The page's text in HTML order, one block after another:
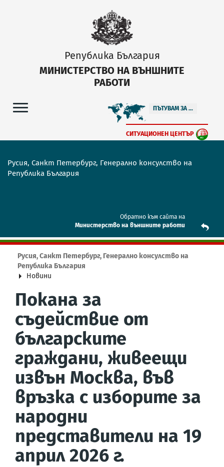
Република България
МИНИСТЕРСТВО НА ВЪНШНИТЕ
РАБОТИ
ПЪТУВАМ ЗА ...
СИТУАЦИОНЕН ЦЕНТЪР
Русия, Санкт Петербург, Генерално консулство на
Република България
Обратно към сайта на
Mинистерство на външните работи
Русия, Санкт Петербург, Генерално консулство на
Република България
Новини
Покана за
съдействие от
българските
граждани, живеещи
извън Москва, във
връзка с изборите за
народни
представители на 19
април 2026 г.